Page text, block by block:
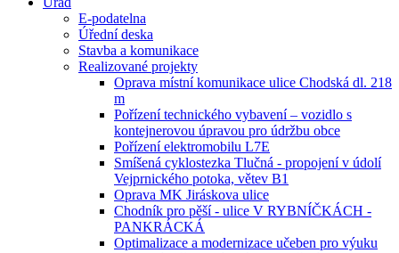
E-podatelna
Úřední deska
Stavba a komunikace
Realizované projekty
Oprava místní komunikace ulice Chodská dl. 218
m
Pořízení technického vybavení – vozidlo s
kontejnerovou úpravou pro údržbu obce
Pořízení elektromobilu L7E
Smíšená cyklostezka Tlučná - propojení v údolí
Vejprnického potoka, větev B1
Oprava MK Jiráskova ulice
Chodník pro pěší - ulice V RYBNÍČKÁCH -
PANKRÁCKÁ
Optimalizace a modernizace učeben pro výuku